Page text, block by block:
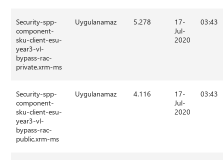
Security-spp-
component-
sku-client-esu-
year3-vl-
bypass-rac-
private.xrm-ms
Uygulanamaz 5.278
17-
Jul-
2020
03:43
Security-spp-
component-
sku-client-esu-
year3-vl-
bypass-rac-
public.xrm-ms
Uygulanamaz 4.116
17-
Jul-
2020
03:43